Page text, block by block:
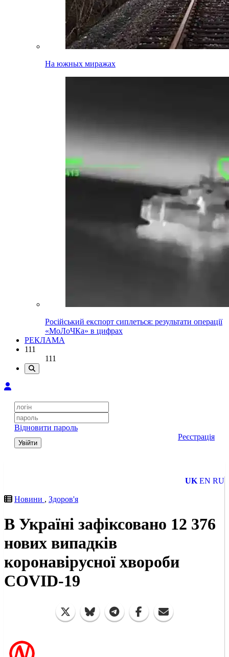
На южных миражах
Російський експорт сиплеться: результати операції
«МоЛоЧКа» в цифрах
РЕКЛАМА
111
111
Відновити пароль
Увійти
Реєстрація
UK EN RU
Новини , Здоров'я
В Україні зафіксовано 12 376
нових випадків
коронавірусної хвороби
COVID-19